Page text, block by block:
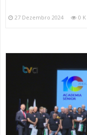
27 Dezembro 2024 0 K